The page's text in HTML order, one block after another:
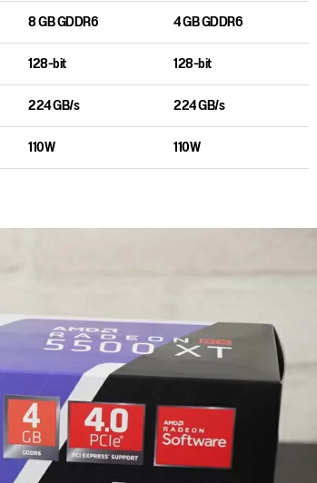
8 GB GDDR6
4 GB GDDR6
128-bit
128-bit
224 GB/s
224 GB/s
110W 110W